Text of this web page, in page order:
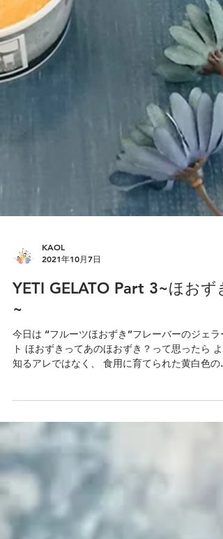
KAOL
2021年10月7日
~
今日は “フルーツほおずき”フレーバーのジェラー
て言われてきたから 観賞用のほうの味もわからず